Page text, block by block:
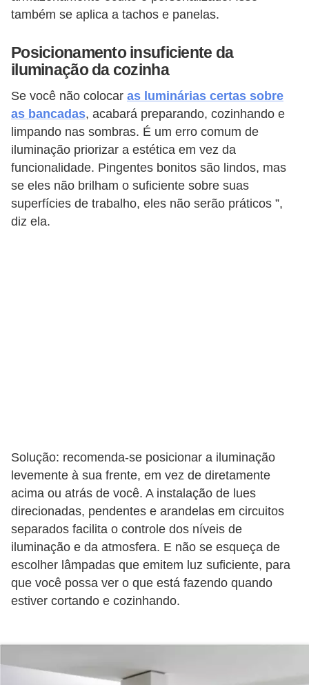
também se aplica a tachos e panelas.
Posicionamento insuficiente da
iluminação da cozinha
Se você não colocar as luminárias certas sobre
as bancadas, acabará preparando, cozinhando e
limpando nas sombras. É um erro comum de
iluminação priorizar a estética em vez da
funcionalidade. Pingentes bonitos são lindos, mas
se eles não brilham o suficiente sobre suas
superfícies de trabalho, eles não serão práticos ”,
diz ela.
Solução: recomenda-se posicionar a iluminação
levemente à sua frente, em vez de diretamente
acima ou atrás de você. A instalação de lues
direcionadas, pendentes e arandelas em circuitos
separados facilita o controle dos níveis de
iluminação e da atmosfera. E não se esqueça de
escolher lâmpadas que emitem luz suficiente, para
que você possa ver o que está fazendo quando
estiver cortando e cozinhando.
n
o
m
í
n
i
o
s